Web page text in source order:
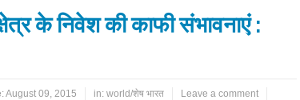
के निवेश की काफी संभावनाएं :
August 09, 2015 in: world/शेष भारत Leave a comment